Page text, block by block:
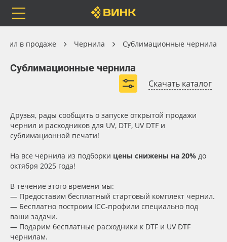
Orafol
Бренды
Оплата
Сервис
Рулонные материалы
Самоклеящиеся плёнки
Чернила
Клей, скотчи и крепёж
в продаже Чернила Сублимационные чернила
Сублимационные чернила
Скачать каталог
Чернила
Сублимационные чернила
Вид
Объём, л
Цвет
Тип печати
Друзья, рады сообщить о запуске открытой продажи
чернил и расходников для UV, DTF, UV DTF и
сублимационной печати!
На все чернила из подборки цены снижены на 20% до
октября 2025 года!
В течение этого времени мы:
— Предоставим бесплатный стартовый комплект чернил.
— Бесплатно построим ICC-профили специально под
ваши задачи.
— Подарим бесплатные расходники к DTF и UV DTF
чернилам.